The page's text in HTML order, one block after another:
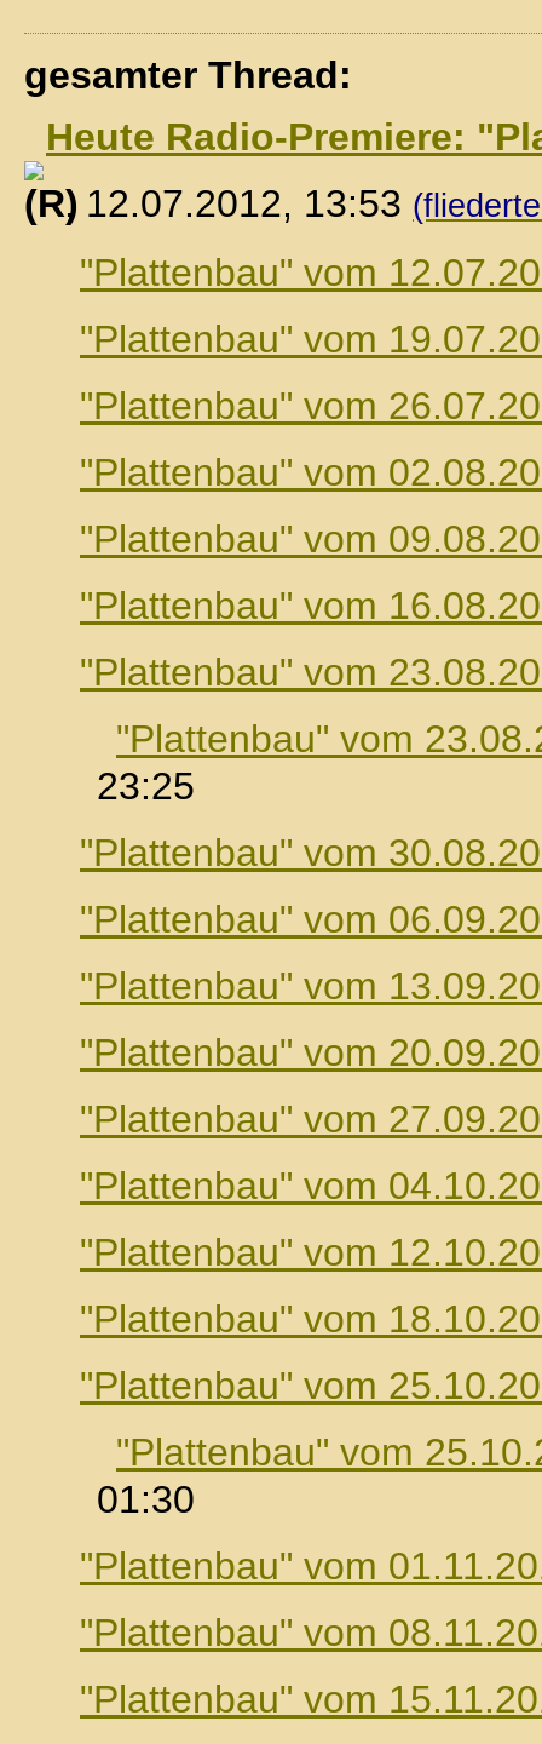
gesamter Thread:
Heute Radio-Premiere:
, 12.07.2012, 13:53
"Plattenbau" vom
"Plattenbau" vom
"Plattenbau" vom
"Plattenbau" vom
"Plattenbau" vom
"Plattenbau" vom
"Plattenbau" vom
"Plattenbau" vom
23:25
"Plattenbau" vom
"Plattenbau" vom
"Plattenbau" vom
"Plattenbau" vom
"Plattenbau" vom
"Plattenbau" vom
"Plattenbau" vom
"Plattenbau" vom
"Plattenbau" vom
"Plattenbau" vom
01:30
"Plattenbau" vom
"Plattenbau" vom
"Plattenbau" vom